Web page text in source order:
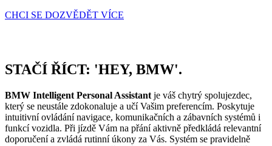
CHCI SE DOZVĚDĚT VÍCE
STAČÍ ŘÍCT: 'HEY, BMW'.
BMW Intelligent Personal Assistant je váš chytrý spolujezdec,
který se neustále zdokonaluje a učí Vašim preferencím. Poskytuje
intuitivní ovládání navigace, komunikačních a zábavních systémů i
funkcí vozidla. Při jízdě Vám na přání aktivně předkládá relevantní
doporučení a zvládá rutinní úkony za Vás. Systém se pravidelně